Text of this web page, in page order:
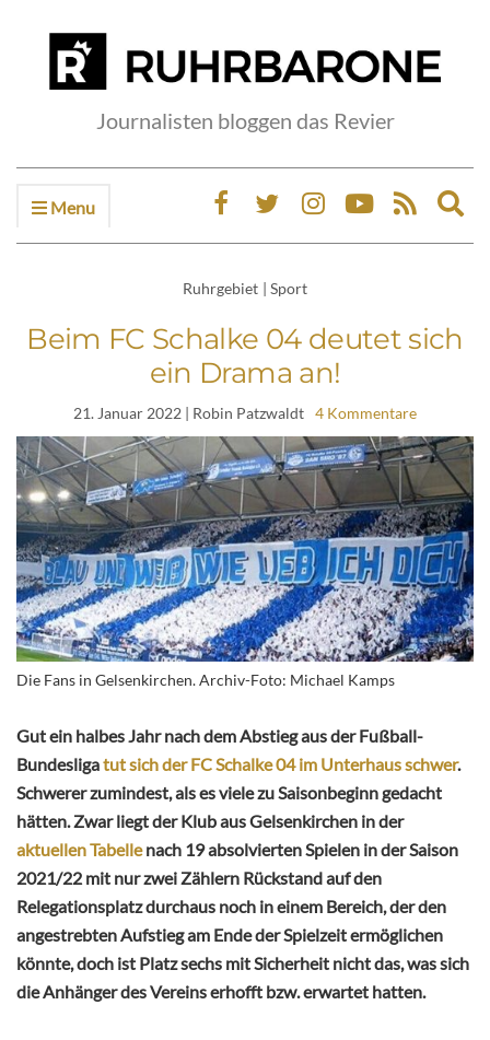
Journalisten bloggen das Revier
Menu
Ruhrgebiet | Sport
Beim FC Schalke 04 deutet sich
ein Drama an!
21. Januar 2022 | Robin Patzwaldt 4 Kommentare
Die Fans in Gelsenkirchen. Archiv-Foto: Michael Kamps
Gut ein halbes Jahr nach dem Abstieg aus der Fußball-
Bundesligatut sich der FC Schalke 04 im Unterhaus schwer.
Schwerer zumindest, als es viele zu Saisonbeginn gedacht
hätten. Zwar liegt der Klub aus Gelsenkirchen in der
aktuellen Tabellenach 19 absolvierten Spielen in der Saison
2021/22 mit nur zwei Zählern Rückstand auf den
Relegationsplatz durchaus noch in einem Bereich, der den
angestrebten Aufstieg am Ende der Spielzeit ermöglichen
könnte, doch ist Platz sechs mit Sicherheit nicht das, was sich
die Anhänger des Vereins erhofft bzw. erwartet hatten.